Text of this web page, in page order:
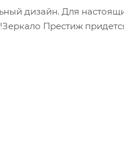
дизайн. Для
Престиж